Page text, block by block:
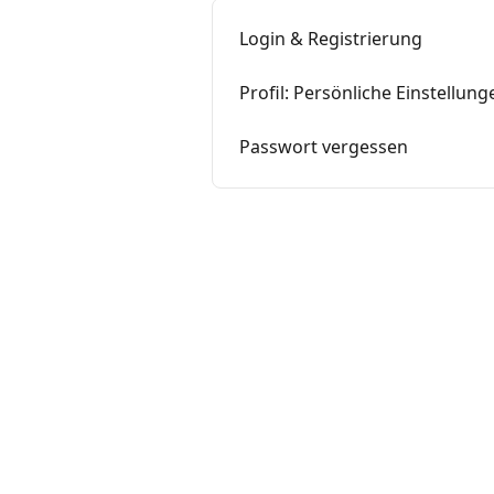
Login & Registrierung
Profil: Persönliche
Passwort vergessen